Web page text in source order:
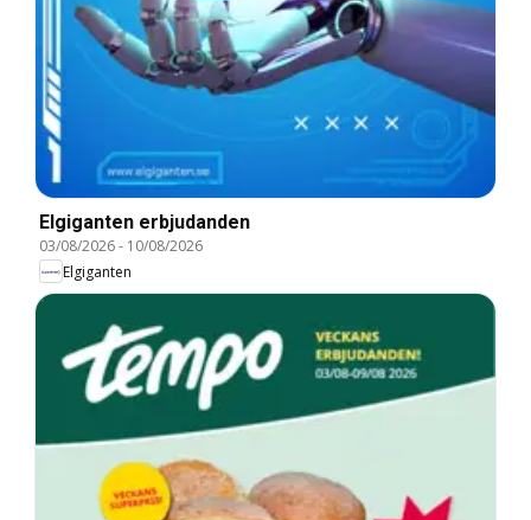
Elgiganten erbjudanden
03/08/2026- 10/08/2026
Elgiganten